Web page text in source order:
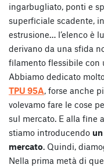
ingarbugliato, ponti e
superficiale scadente,
estrusione… l’elenco è
derivano da una sfida
filamento flessibile con
Abbiamo dedicato
TPU 95A, forse anche
volevamo fare le cose
sul mercato. E alla fine
stiamo introducendo
mercato. Quindi,
Nella prima metà di